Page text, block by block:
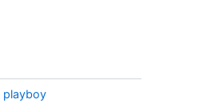
playboy